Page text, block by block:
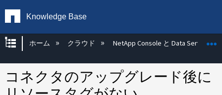
Knowledge Base
グローバル階層を展開/折りたたむ
ホーム クラウド NetApp Console と Data Services
コネクタのアップグレード後に